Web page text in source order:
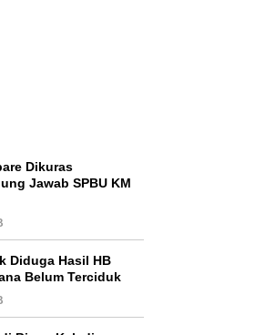
Dikuras
Jawab SPBU KM
Diduga Hasil HB
Belum Terciduk